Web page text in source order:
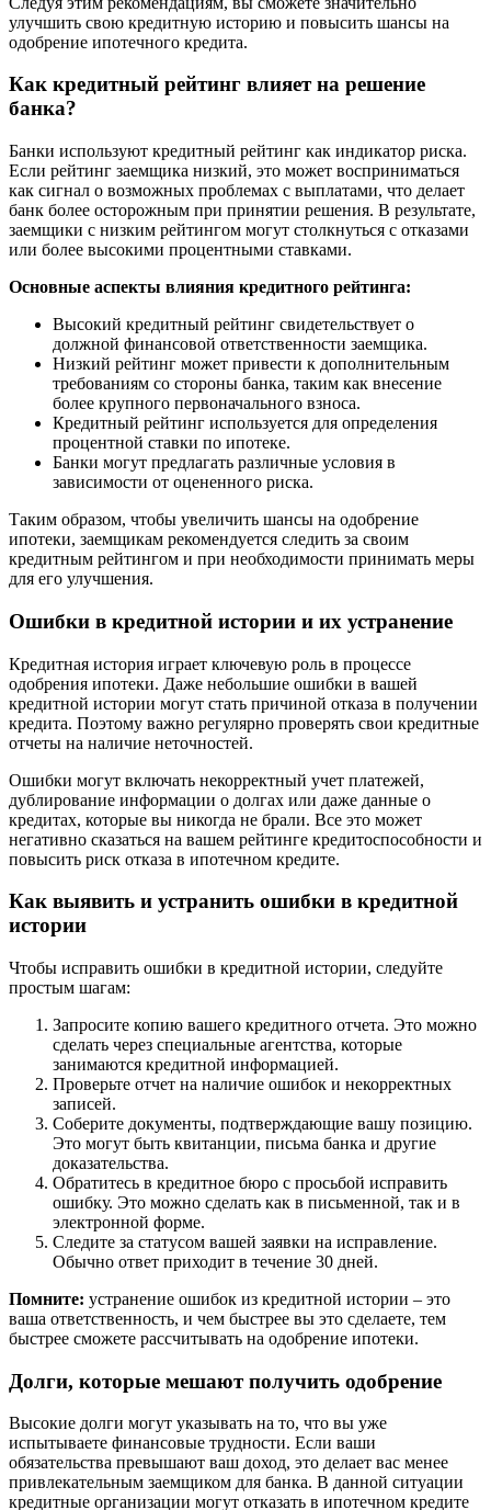
улучшить свою кредитную историю и повысить шансы на
одобрение ипотечного кредита.
Как кредитный рейтинг влияет на решение
банка?
Банки используют кредитный рейтинг как индикатор риска.
Если рейтинг заемщика низкий, это может восприниматься
как сигнал о возможных проблемах с выплатами, что делает
банк более осторожным при принятии решения. В результате,
заемщики с низким рейтингом могут столкнуться с отказами
или более высокими процентными ставками.
Основные аспекты влияния кредитного рейтинга:
Высокий кредитный рейтинг свидетельствует о
должной финансовой ответственности заемщика.
Низкий рейтинг может привести к дополнительным
требованиям со стороны банка, таким как внесение
более крупного первоначального взноса.
Кредитный рейтинг используется для определения
процентной ставки по ипотеке.
Банки могут предлагать различные условия в
зависимости от оцененного риска.
Таким образом, чтобы увеличить шансы на одобрение
ипотеки, заемщикам рекомендуется следить за своим
кредитным рейтингом и при необходимости принимать меры
для его улучшения.
Ошибки в кредитной истории и их устранение
Кредитная история играет ключевую роль в процессе
одобрения ипотеки. Даже небольшие ошибки в вашей
кредитной истории могут стать причиной отказа в получении
кредита. Поэтому важно регулярно проверять свои кредитные
отчеты на наличие неточностей.
Ошибки могут включать некорректный учет платежей,
дублирование информации о долгах или даже данные о
кредитах, которые вы никогда не брали. Все это может
негативно сказаться на вашем рейтинге кредитоспособности и
повысить риск отказа в ипотечном кредите.
Как выявить и устранить ошибки в кредитной
истории
Чтобы исправить ошибки в кредитной истории, следуйте
простым шагам:
Запросите копию вашего кредитного отчета. Это можно
сделать через специальные агентства, которые
занимаются кредитной информацией.
Проверьте отчет на наличие ошибок и некорректных
записей.
Соберите документы, подтверждающие вашу позицию.
Это могут быть квитанции, письма банка и другие
доказательства.
Обратитесь в кредитное бюро с просьбой исправить
ошибку. Это можно сделать как в письменной, так и в
электронной форме.
Следите за статусом вашей заявки на исправление.
Обычно ответ приходит в течение 30 дней.
Помните: устранение ошибок из кредитной истории – это
ваша ответственность, и чем быстрее вы это сделаете, тем
быстрее сможете рассчитывать на одобрение ипотеки.
Долги, которые мешают получить одобрение
Высокие долги могут указывать на то, что вы уже
испытываете финансовые трудности. Если ваши
обязательства превышают ваш доход, это делает вас менее
привлекательным заемщиком для банка. В данной ситуации
кредитные организации могут отказать в ипотечном кредите